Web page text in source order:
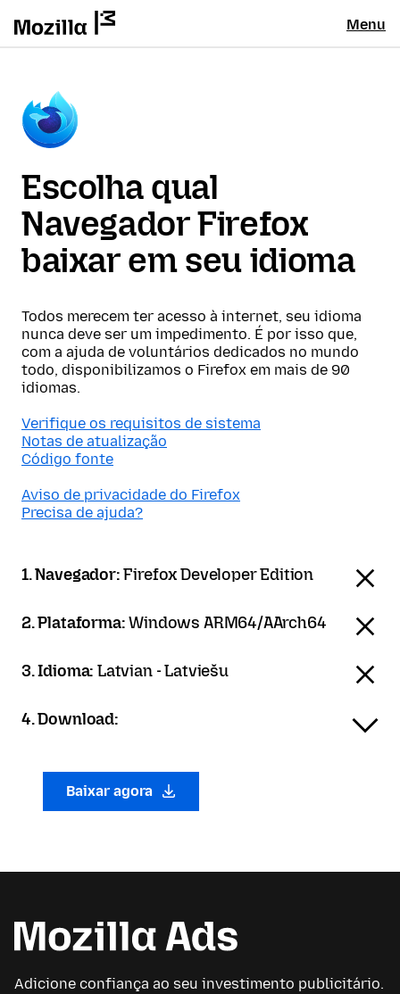
Menu
Escolha qual
Navegador Firefox
baixar em seu idioma
Todos merecem ter acesso à internet, seu idioma
nunca deve ser um impedimento. É por isso que,
com a ajuda de voluntários dedicados no mundo
todo, disponibilizamos o Firefox em mais de 90
idiomas.
Verifique os requisitos de sistema
Notas de atualização
Código fonte
Aviso de privacidade do Firefox
Precisa de ajuda?
1. Navegador:Firefox Developer Edition
2. Plataforma:Windows ARM64/AArch64
3. Idioma:Latvian - Latviešu
4. Download:
Baixar agora
Adicione confiança ao seu investimento publicitário.